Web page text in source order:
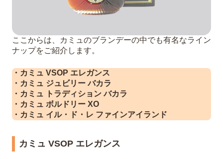
ここからは、カミュのブランデーの中でも有名なライン
ナップをご紹介します。
・カミュ VSOP エレガンス
・カミュ ジュビリー バカラ
・カミュ トラディション バカラ
・カミュ ボルドリー XO
・カミュ イル・ド・レ ファインアイランド
カミュ VSOP エレガンス